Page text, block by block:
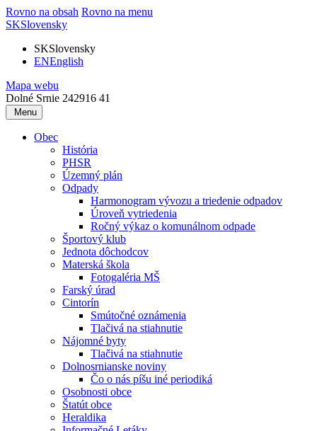
Rovno na obsah Rovno na menu
SKSlovensky
SKSlovensky
ENEnglish
Mapa webu
Dolné Srnie 242916 41
Menu
Obec
História
PHSR
Územný plán
Odpady
Harmonogram vývozu a triedenie odpadov
Úroveň vytriedenia
Ročný výkaz o komunálnom odpade
Športový klub
Jednota dôchodcov
Materská škola
Fotogaléria MŠ
Farský úrad
Cintorín
Smútočné oznámenia
Tlačivá na stiahnutie
Nájomné byty
Tlačivá na stiahnutie
Dolnosrnianske noviny
Čo o nás píšu iné periodiká
Osobnosti obce
Štatút obce
Heraldika